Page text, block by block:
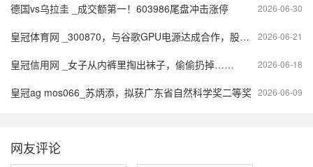
2026-06-30
德国vs乌拉圭 _成交额第一！603986尾盘冲击涨停
2026-06-21
皇冠体育网 _300870，与谷歌GPU电源达成合作，股价创历史新高
2026-06-18
皇冠信用网 _女子从内裤里掏出袜子，偷偷扔掉……
2026-06-09
皇冠ag mos066_苏炳添，拟获广东省自然科学奖二等奖
网友评论